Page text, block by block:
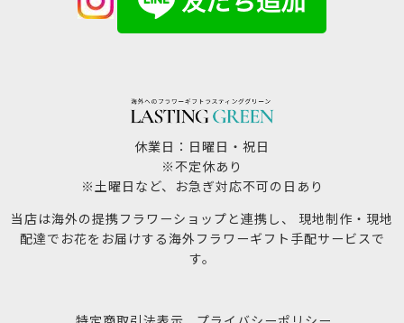
休業日：日曜日・祝日
※不定休あり
※土曜日など、お急ぎ対応不可の日あり
当店は海外の提携フラワーショップと連携し、 現地制作・現地
配達でお花をお届けする海外フラワーギフト手配サービスで
す。